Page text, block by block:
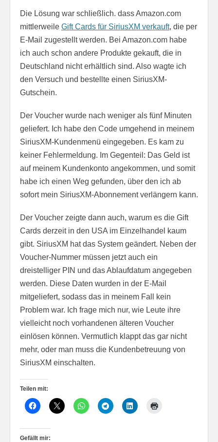
Die Lösung war schließlich. dass Amazon.com
mittlerweile Gift Cards für SiriusXM verkauft, die per
E-Mail zugestellt werden. Bei Amazon.com habe
ich auch schon andere Produkte gekauft, die in
Deutschland nicht erhältlich sind. Also wagte ich
den Versuch und bestellte einen SiriusXM-
Gutschein.
Der Voucher wurde nach weniger als fünf Minuten
geliefert. Ich habe den Code umgehend in meinem
SiriusXM-Kundenmenü eingegeben. Es kam zu
keiner Fehlermeldung. Im Gegenteil: Das Geld ist
auf meinem Kundenkonto angekommen, und somit
habe ich einen Weg gefunden, über den ich ab
sofort mein SiriusXM-Abonnement verlängern kann.
Der Voucher zeigte dann auch, warum es die Gift
Cards derzeit in den USA im Einzelhandel kaum
gibt. SiriusXM hat das System geändert. Neben der
Voucher-Nummer müssen jetzt auch ein
dreistelliger PIN und das Ablaufdatum angegeben
werden. Diese Daten wurden in der E-Mail
mitgeliefert, sodass das in meinem Fall kein
Problem war. Ich frage mich nur, wie Leute ihre
vielleicht noch vorhandenen älteren Voucher
einlösen können. Vermutlich klappt das gar nicht
mehr, oder man muss die Kundenbetreuung von
SiriusXM einschalten.
Teilen mit:
Gefällt mir: